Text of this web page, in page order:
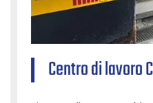
Centro di lavoro